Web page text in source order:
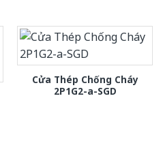
Cửa Thép Chống Cháy
2P1G2-a-SGD